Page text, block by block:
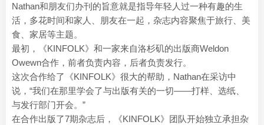
Nathan和朋友们办刊的旨意就是指导年轻人过一种有趣的生
活，多花时间和家人、朋友在一起，杂志内容聚焦于旅行、美
食、家居等主题。
最初，《KINFOLK》和一家来自洛杉矶的出版商Weldon
Owewn合作，前者负责内容，后者负责发行。
这次合作给了《KINFOLK》很大的帮助，Nathan在采访中
说，“我们在那里学会了与出版有关的一切——打样、选纸、
与发行部门开会。”
在合作出版了7期杂志后，《KINFOLK》团队开始独立承担杂